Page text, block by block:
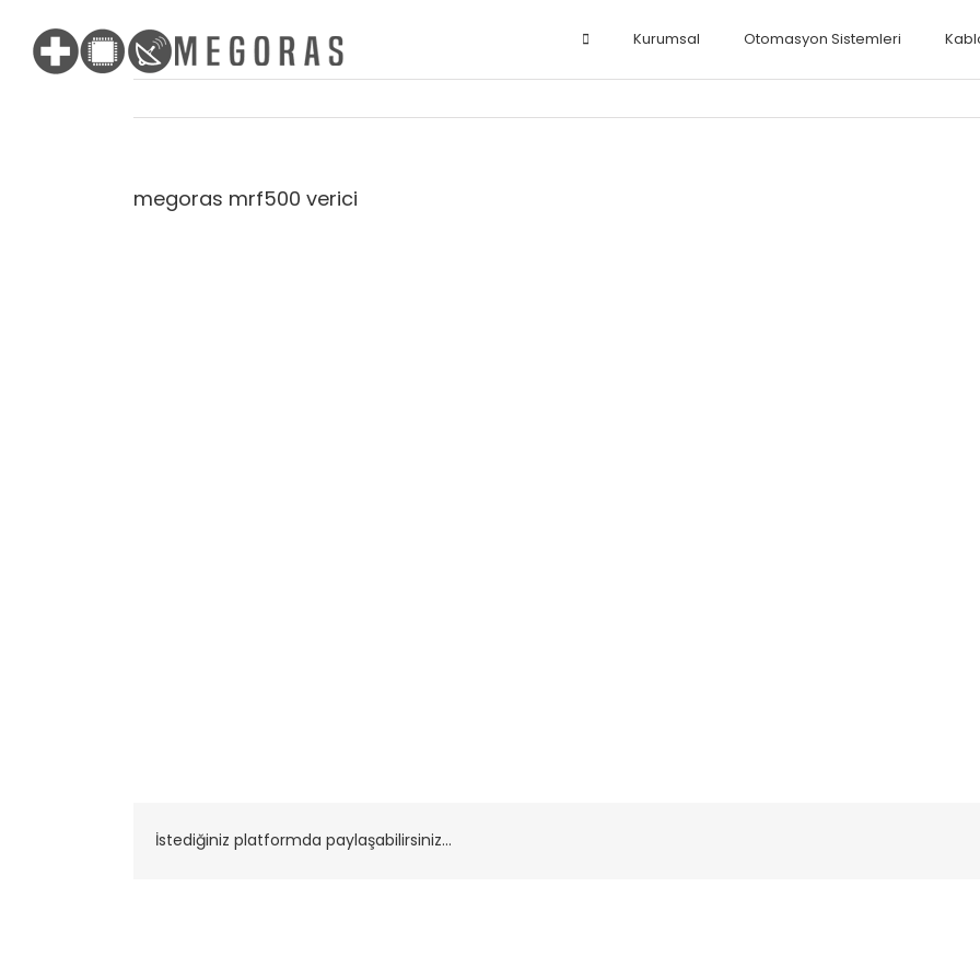
content
Kurumsal Otomasyon Sistemleri
megoras mrf500 verici
İstediğiniz platformda paylaşabilirsiniz...